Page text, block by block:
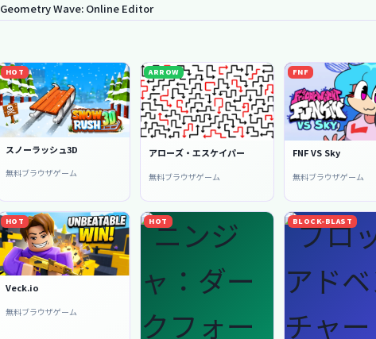
Geometry Wave: Online Editor
HOT
スノーラッシュ3D
無料ブラウザゲーム
ARROW
アローズ・エスケイパー
無料ブラウザゲーム
FNF
FNF VS Sky
無料ブラウザゲーム
HOT
Veck.io
無料ブラウザゲーム
HOT BLOCK-BLAST